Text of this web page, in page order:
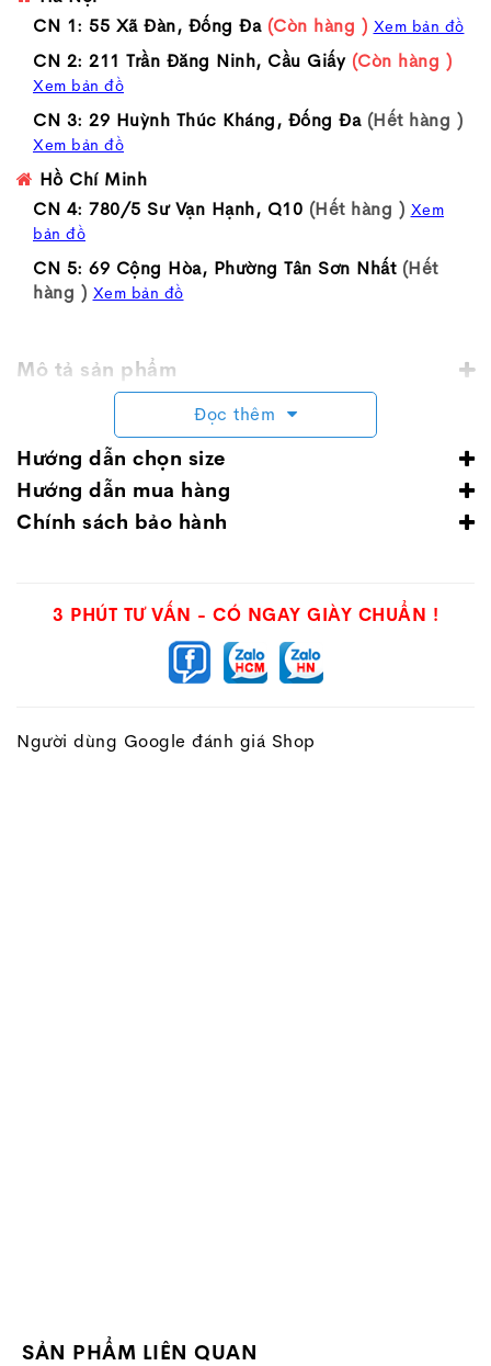
CN 1: 55 Xã Đàn, Đống Đa (Còn hàng ) Xem bản đồ
CN 2: 211 Trần Đăng Ninh, Cầu Giấy (Còn hàng )
Xem bản đồ
CN 3: 29 Huỳnh Thúc Kháng, Đống Đa (Hết hàng )
Xem bản đồ
Hồ Chí Minh
CN 4: 780/5 Sư Vạn Hạnh, Q10 (Hết hàng ) Xem
bản đồ
CN 5: 69 Cộng Hòa, Phường Tân Sơn Nhất (Hết
hàng ) Xem bản đồ
Mô tả sản phẩm
Đọc thêm
Hướng dẫn chọn size
Hướng dẫn mua hàng
Chính sách bảo hành
3 PHÚT TƯ VẤN - CÓ NGAY GIÀY CHUẨN !
Người dùng Google đánh giá Shop
SẢN PHẨM LIÊN QUAN